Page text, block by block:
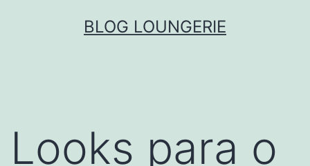
BLOG LOUNGERIE
Looks para o